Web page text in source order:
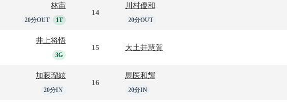
林宙
20分OUT 1T
14
川村優和
20分OUT
井上将悟
3G
15 大土井慧賀
加藤瑠絃
20分IN
16
馬医和輝
20分IN